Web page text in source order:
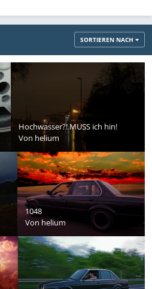
SORTIEREN NACH
Hochwasser?! MUSS ich hin!
Von helium
1048
Von helium